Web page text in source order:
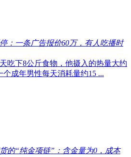
：一条广告报价60万，有人吃播时
吃下8公斤食物，他摄入的热量大约
个成年男性每天消耗量约15 ...
的“纯金项链”：含金量为0，成本